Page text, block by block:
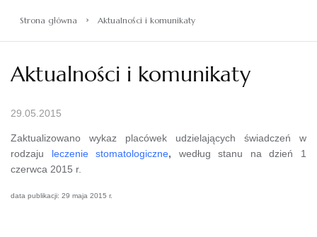
Strona główna › Aktualności i komunikaty
Aktualności i komunikaty
29.05.2015
Zaktualizowano wykaz placówek udzielających świadczeń w
rodzaju leczenie stomatologiczne, według stanu na dzień 1
czerwca 2015 r.
data publikacji: 29 maja 2015 r.